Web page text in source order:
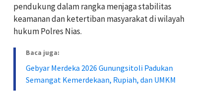
pendukung dalam rangka menjaga stabilitas
keamanan dan ketertiban masyarakat di wilayah
hukum Polres Nias.
Baca juga:
Gebyar Merdeka 2026 Gunungsitoli Padukan
Semangat Kemerdekaan, Rupiah, dan UMKM